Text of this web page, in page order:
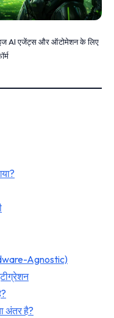
AI एजेंट्स और ऑटोमेशन के लिए
Agnostic)
अंतर है?